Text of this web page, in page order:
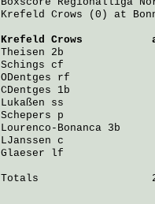
Krefeld Crows (0) at
Krefeld Crows
Theisen 2b
Schings cf               3
ODentges rf              3
CDentges 1b
Lukaßen ss
Schepers p               3
Lourenco-Bonanca 3b
LJanssen c               2
Glaeser lf               2
Totals